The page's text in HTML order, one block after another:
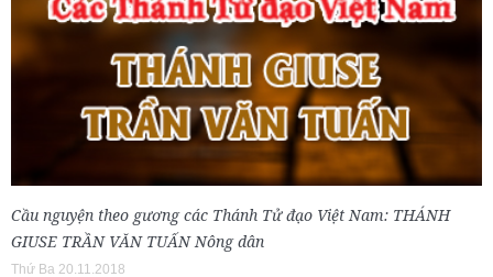
Cầu nguyện theo gương các Thánh Tử đạo Việt Nam: THÁNH
GIUSE TRẦN VĂN TUẤN Nông dân
Thứ Ba 20.11.2018